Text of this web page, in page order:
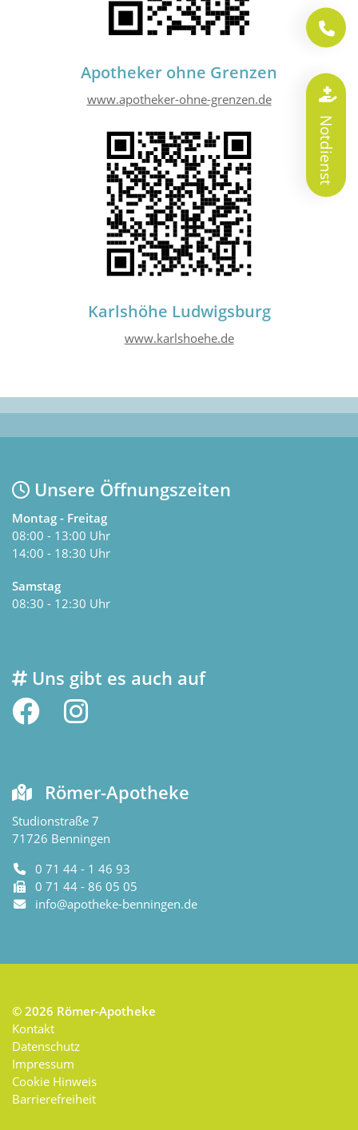
Notdienst
Apotheker ohne Grenzen
www.apotheker-ohne-grenzen.de
Karlshöhe Ludwigsburg
www.karlshoehe.de
Unsere Öffnungszeiten
Montag - Freitag
08:00 - 13:00 Uhr
14:00 - 18:30 Uhr
Samstag
08:30 - 12:30 Uhr
Uns gibt es auch auf
Römer-Apotheke
Studionstraße 7
71726 Benningen
0 71 44 - 1 46 93
0 71 44 - 86 05 05
info@apotheke-benningen.de
© 2026 Römer-Apotheke
Kontakt
Datenschutz
Impressum
Cookie Hinweis
Barrierefreiheit